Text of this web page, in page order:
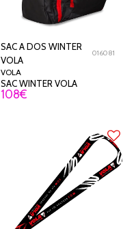
SAC A DOS WINTER
VOLA
016081
VOLA
SAC WINTER VOLA
108€